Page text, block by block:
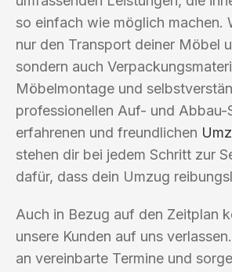
so einfach wie möglich machen.
nur den Transport deiner Möbel
sondern auch
Möbelmontage und
professionellen Auf- und Abbau-
erfahrenen und freundlichen
stehen dir bei jedem Schritt zur
dafür, dass dein Umzug
Auch in Bezug auf den Zeitplan
unsere Kunden auf uns
an vereinbarte Termine und